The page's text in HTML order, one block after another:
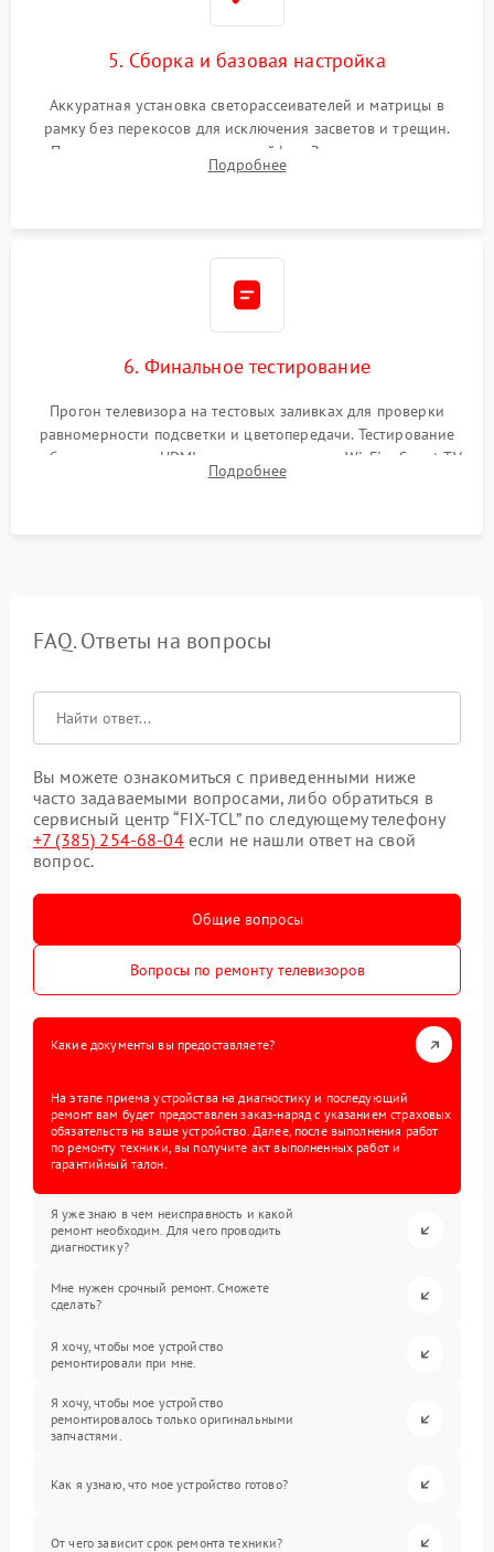
5. Сборка и базовая настройка
Аккуратная установка светорассеивателей и матрицы в
рамку без перекосов для исключения засветов и трещин.
Подключение внутренних шлейфов. Закрытие корпуса.
Сброс настроек и обновление программного обеспечения.
Подробнее
6. Финальное тестирование
Прогон телевизора на тестовых заливках для проверки
равномерности подсветки и цветопередачи. Тестирование
работы разъемов HDMI, динамиков, модуля Wi-Fi и Smart TV
в рабочем режиме в течение нескольких часов.
Подробнее
FAQ. Ответы на вопросы
Вы можете ознакомиться с приведенными ниже
часто задаваемыми вопросами, либо обратиться в
сервисный центр “FIX-TCL” по следующему телефону
+7 (385) 254-68-04если не нашли ответ на свой
вопрос.
Общие вопросы
Вопросы по ремонту телевизоров
Какие документы вы предоставляете?
На этапе приема устройства на диагностику и последующий
ремонт вам будет предоставлен заказ-наряд с указанием страховых
обязательств на ваше устройство. Далее, после выполнения работ
по ремонту техники, вы получите акт выполненных работ и
гарантийный талон.
Я уже знаю в чем неисправность и какой
ремонт необходим. Для чего проводить
диагностику?
Мне нужен срочный ремонт. Сможете
сделать?
Я хочу, чтобы мое устройство
ремонтировали при мне.
Я хочу, чтобы мое устройство
ремонтировалось только оригинальными
запчастями.
Как я узнаю, что мое устройство готово?
От чего зависит срок ремонта техники?